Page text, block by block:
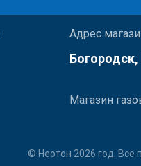
Адрес
Магазин
© Неотон 2026 год. Все